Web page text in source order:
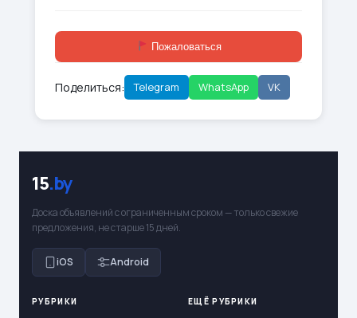
Пожаловаться
Поделиться: Telegram WhatsApp VK
15.by
Доска объявлений с ограниченным сроком — только свежие
предложения, не старше 15 дней.
iOS Android
РУБРИКИ ЕЩЁ РУБРИКИ